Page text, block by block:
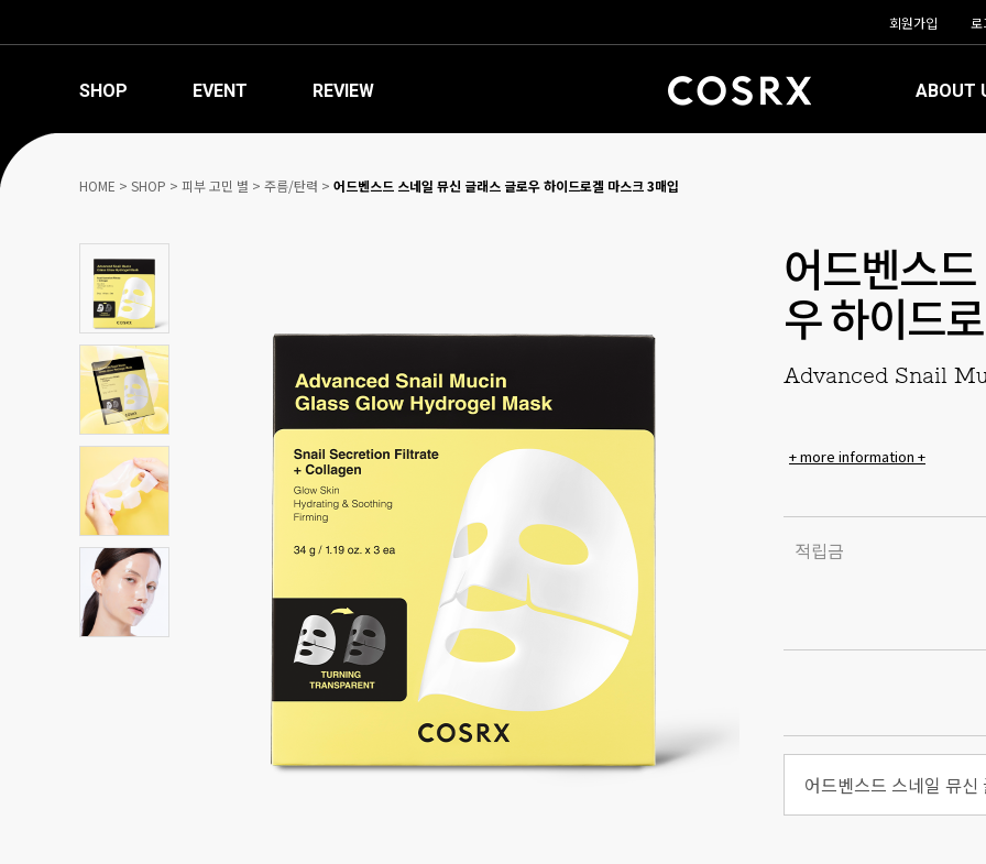
회원가입 로
SHOP EVENT REVIEW ABOUT
HOME > SHOP > 피부 고민 별 > 주름/탄력 > 어드벤스드 스네일 뮤신 글래스 글로우 하이드로겔 마스크 3매입
어드벤스
우 하이드
Advanced Snail
+ more information +
적립금